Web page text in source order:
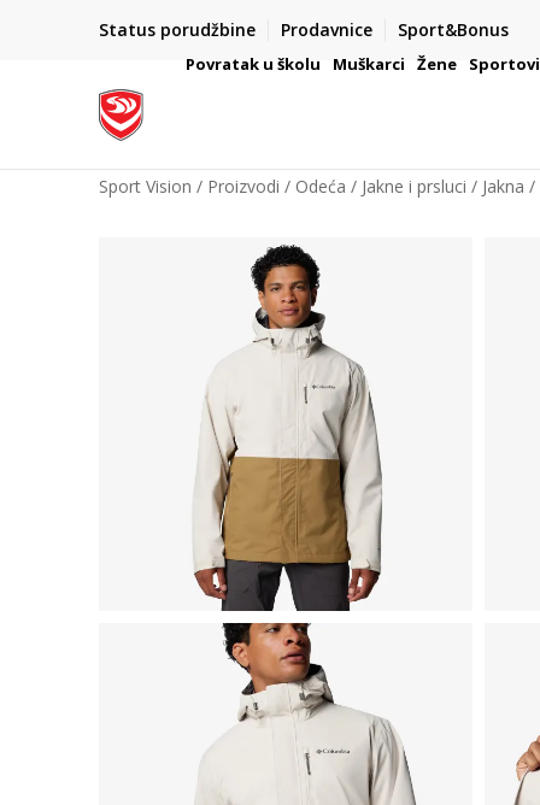
Status porudžbine Prodavnice Sport&Bonus
VAŽNO OBAVEŠTENJE ZA POTROŠAČE
Povratak u školu
Muškarci Žene Sportovi
Sport Vision Proizvodi Odeća Jakne i prsluci Jakna